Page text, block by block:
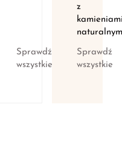
Sprawdź
wszystkie
z
Sprawdź
wszystkie